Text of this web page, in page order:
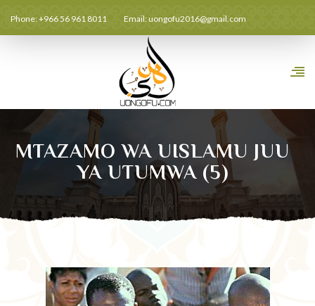
Phone: +966 56 961 8011 Email:uongofu2016@gmail.com
MTAZAMO WA UISLAMU JUU
YA UTUMWA (5)